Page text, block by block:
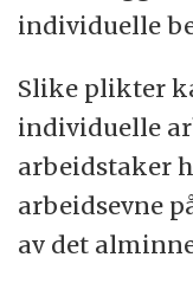
individuelle
Slike plikter
individuelle
arbeidstaker
arbeidsevne
av det